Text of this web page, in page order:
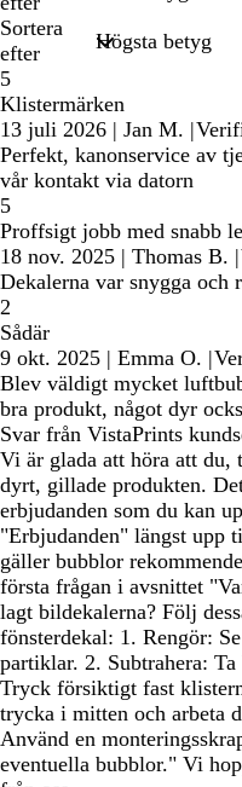
Sortera
efter
5
Klistermärken
13 juli 2026 | Jan M. |
Perfekt, kanonservice av
vår kontakt via datorn
5
Proffsigt jobb med snabb
18 nov. 2025 | Thomas B. |
Dekalerna var snygga och
2
Sådär
9 okt. 2025 | Emma O. |
Blev väldigt mycket
bra produkt, något dyr
Svar från VistaPrints
Vi är glada att höra att du,
dyrt, gillade produkten.
erbjudanden som du kan
"Erbjudanden" längst upp
gäller bubblor
första frågan i avsnittet
lagt bildekalerna? Följ
fönsterdekal: 1. Rengör:
partiklar. 2. Subtrahera:
Tryck försiktigt fast
trycka i mitten och arbeta
Använd en
eventuella bubblor." Vi